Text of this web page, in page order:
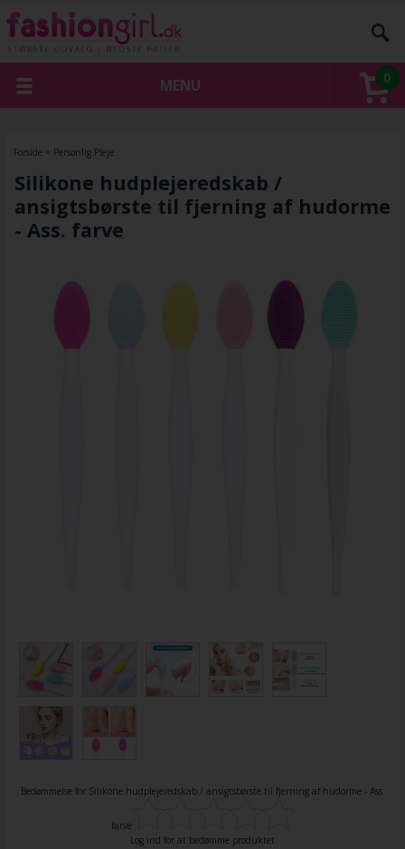
0
MENU
Forside » Personlig Pleje
Silikone hudplejeredskab /
ansigtsbørste til fjerning af hudorme
- Ass. farve
Bedømmelse for Silikone hudplejeredskab / ansigtsbørste til fjerning af hudorme - Ass.
farve
Log ind for at bedømme produktet